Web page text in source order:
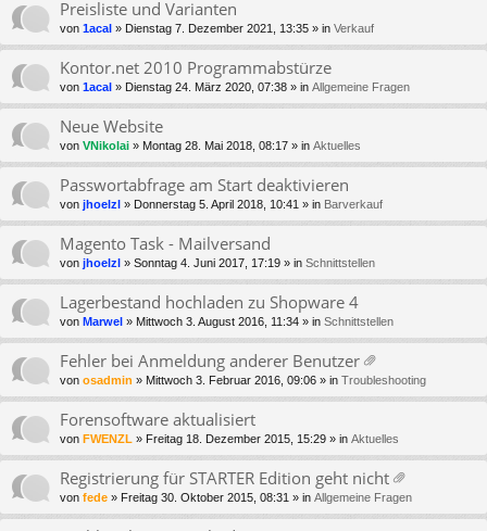
Preisliste und Varianten
von 1acal » Dienstag 7. Dezember 2021, 13:35 » in Verkauf
Kontor.net 2010 Programmabstürze
von 1acal » Dienstag 24. März 2020, 07:38 » in Allgemeine Fragen
Neue Website
von VNikolai » Montag 28. Mai 2018, 08:17 » in Aktuelles
Passwortabfrage am Start deaktivieren
von jhoelzl » Donnerstag 5. April 2018, 10:41 » in Barverkauf
Magento Task - Mailversand
von jhoelzl » Sonntag 4. Juni 2017, 17:19 » in Schnittstellen
Lagerbestand hochladen zu Shopware 4
von Marwel » Mittwoch 3. August 2016, 11:34 » in Schnittstellen
Fehler bei Anmeldung anderer Benutzer
at
ei
ng
von osadmin » Mittwoch 3. Februar 2016, 09:06 » in Troubleshooting
Forensoftware aktualisiert
von FWENZL » Freitag 18. Dezember 2015, 15:29 » in Aktuelles
Registrierung für STARTER Edition geht nicht
at
ei
von fede » Freitag 30. Oktober 2015, 08:31 » in Allgemeine Fragen